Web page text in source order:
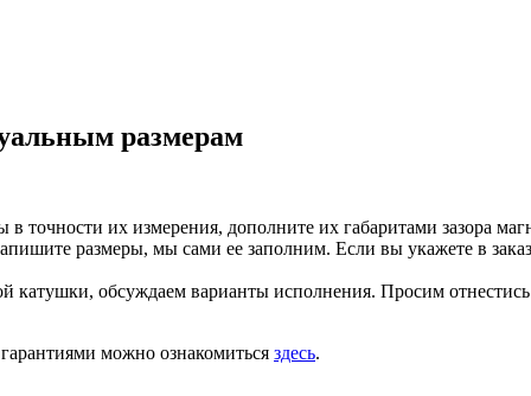
размерам
точности их измерения, дополните их габаритами зазора
размеры, мы сами ее заполним. Если вы укажете в
катушки, обсуждаем варианты исполнения. Просим
можно ознакомиться здесь.